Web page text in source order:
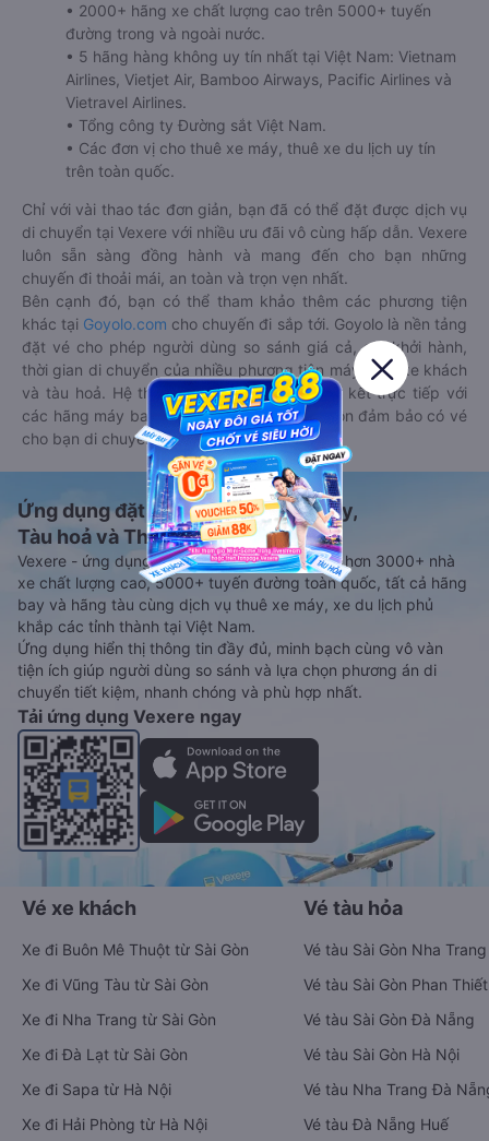
• 2000+ hãng xe chất lượng cao trên 5000+ tuyến
đường trong và ngoài nước.
• 5 hãng hàng không uy tín nhất tại Việt Nam: Vietnam
Airlines, Vietjet Air, Bamboo Airways, Pacific Airlines và
Vietravel Airlines.
• Tổng công ty Đường sắt Việt Nam.
• Các đơn vị cho thuê xe máy, thuê xe du lịch uy tín
trên toàn quốc.
Chỉ với vài thao tác đơn giản, bạn đã có thể đặt được dịch vụ
di chuyển tại Vexere với nhiều ưu đãi vô cùng hấp dẫn. Vexere
luôn sẵn sàng đồng hành và mang đến cho bạn những
chuyến đi thoải mái, an toàn và trọn vẹn nhất.
Bên cạnh đó, bạn có thể tham khảo thêm các phương tiện
khác tại Goyolo.com cho chuyến đi sắp tới. Goyolo là nền tảng
đặt vé cho phép người dùng so sánh giá cả, giờ khởi hành,
thời gian di chuyển của nhiều phương tiện máy bay, xe khách
và tàu hoả. Hệ thống của Goyolo được liên kết trực tiếp với
các hãng máy bay, xe khách và tàu hoả, luôn đảm bảo có vé
cho bạn di chuyển.
Ứng dụng đặt vé Xe khách, Máy bay,
Tàu hoả và Thuê xe
Vexere - ứng dụng đặt vé đa phương tiện với hơn 3000+ nhà
xe chất lượng cao, 5000+ tuyến đường toàn quốc, tất cả hãng
bay và hãng tàu cùng dịch vụ thuê xe máy, xe du lịch phủ
khắp các tỉnh thành tại Việt Nam.
Ứng dụng hiển thị thông tin đầy đủ, minh bạch cùng vô vàn
tiện ích giúp người dùng so sánh và lựa chọn phương án di
chuyển tiết kiệm, nhanh chóng và phù hợp nhất.
Tải ứng dụng Vexere ngay
Vé xe khách
Xe đi Buôn Mê Thuột từ Sài Gòn
Xe đi Vũng Tàu từ Sài Gòn
Xe đi Nha Trang từ Sài Gòn
Xe đi Đà Lạt từ Sài Gòn
Xe đi Sapa từ Hà Nội
Xe đi Hải Phòng từ Hà Nội
Vé tàu hỏa
Vé tàu Sài Gòn Nha Trang
Vé tàu Sài Gòn Phan Thiết
Vé tàu Sài Gòn Đà Nẵng
Vé tàu Sài Gòn Hà Nội
Vé tàu Nha Trang Đà
Vé tàu Đà Nẵng Huế